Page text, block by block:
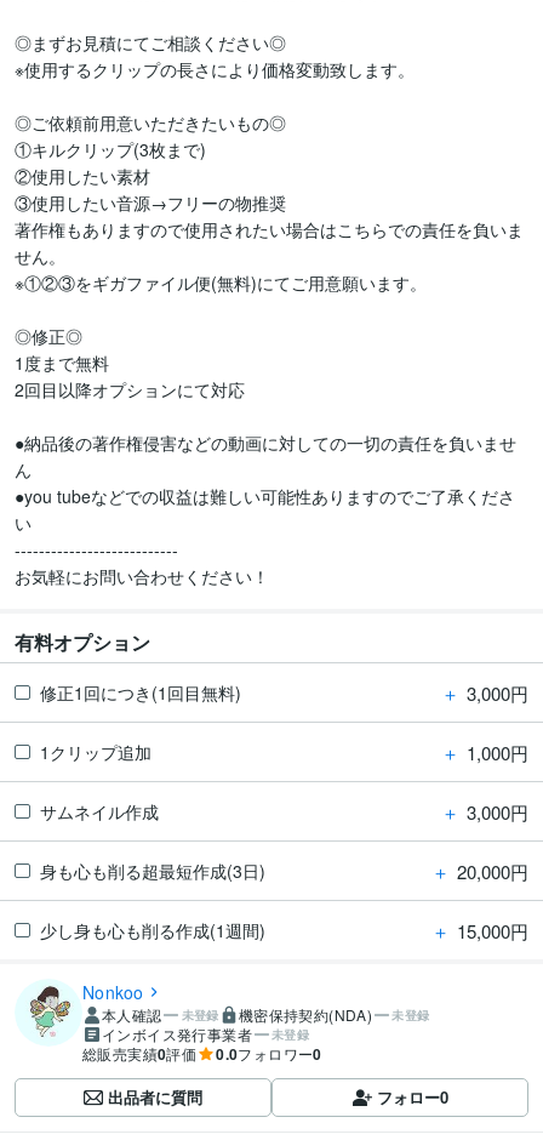
◎まずお見積にてご相談ください◎
※使用するクリップの長さにより価格変動致します。
◎ご依頼前用意いただきたいもの◎
①キルクリップ(3枚まで)
②使用したい素材
③使用したい音源→フリーの物推奨
著作権もありますので使用されたい場合はこちらでの責任を負いま
せん。
※①②③をギガファイル便(無料)にてご用意願います。
◎修正◎
1度まで無料
2回目以降オプションにて対応
●納品後の著作権侵害などの動画に対しての一切の責任を負いませ
ん
●you tubeなどでの収益は難しい可能性ありますのでご了承くださ
い
---------------------------
お気軽にお問い合わせください！
有料オプション
修正1回につき(1回目無料) ＋ 3,000円
1クリップ追加 ＋ 1,000円
サムネイル作成 ＋ 3,000円
身も心も削る超最短作成(3日) ＋ 20,000円
少し身も心も削る作成(1週間) ＋ 15,000円
Nonkoo
本人確認 未登録 機密保持契約(NDA) 未登録
インボイス発行事業者 未登録
総販売実績0評価 0.0フォロワー0
出品者に質問 フォロー0